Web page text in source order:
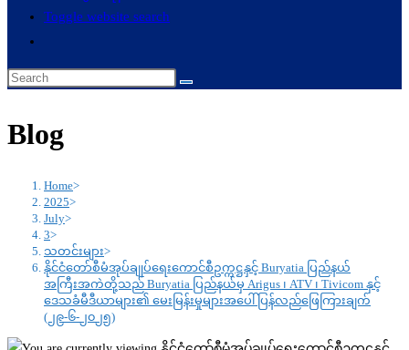
Toggle website search
Blog
Home>
2025>
July>
3>
သတင်းများ>
နိုင်ငံတော်စီမံအုပ်ချုပ်ရေးကောင်စီဥက္ကဋ္ဌနှင့် Buryatia ပြည်နယ်
အကြီးအကဲတို့သည် Buryatia ပြည်နယ်မှ Arigus ၊ ATV ၊ Tivicom နှင့်
ဒေသခံမီဒီယာများ၏ မေးမြန်းမှုများအပေါ် ပြန်လည်ဖြေကြားချက်
(၂၉-၆-၂၀၂၅)